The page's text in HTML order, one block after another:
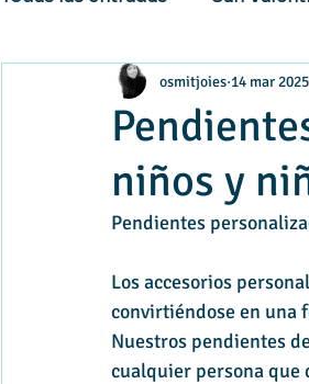
Noticias y eventos
niños y
osmitjoies 14 mar 2025
Pendientes
Los accesorios
convirtiéndose en una
Nuestros pendientes
cualquier persona que